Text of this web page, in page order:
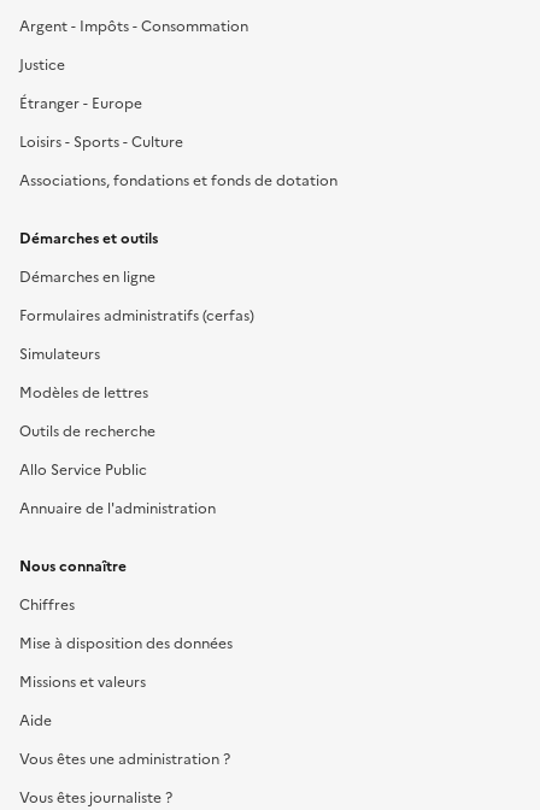
Argent - Impôts - Consommation
Justice
Étranger - Europe
Loisirs - Sports - Culture
Associations, fondations et fonds de dotation
Démarches et outils
Démarches en ligne
Formulaires administratifs (cerfas)
Simulateurs
Modèles de lettres
Outils de recherche
Allo Service Public
Annuaire de l'administration
Nous connaître
Chiffres
Mise à disposition des données
Missions et valeurs
Aide
Vous êtes une administration ?
Vous êtes journaliste ?